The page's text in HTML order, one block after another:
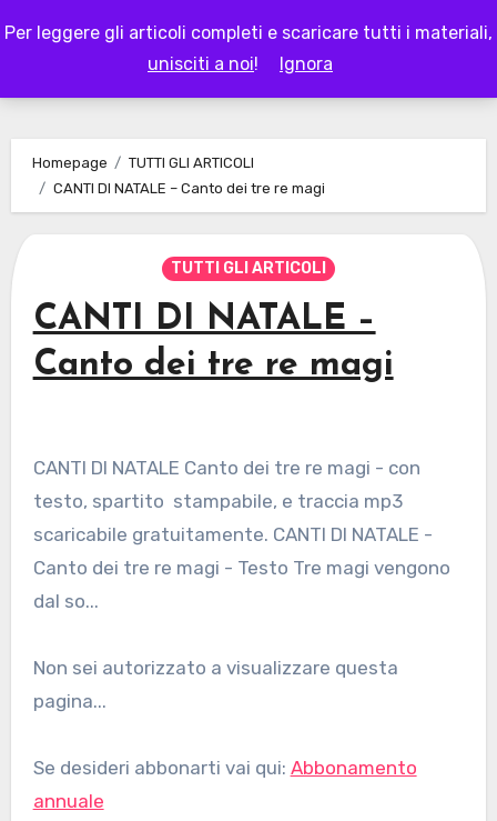
Per leggere gli articoli completi e scaricare tutti i materiali,
unisciti a noi! Ignora
to
LAPAPPADOLCE
Homepage
TUTTI GLI ARTICOLI
CANTI DI NATALE – Canto dei tre re magi
TUTTI GLI ARTICOLI
CANTI DI NATALE –
Canto dei tre re magi
CANTI DI NATALE Canto dei tre re magi - con
testo, spartito stampabile, e traccia mp3
scaricabile gratuitamente. CANTI DI NATALE -
Canto dei tre re magi - Testo Tre magi vengono
dal so...
Non sei autorizzato a visualizzare questa
pagina...
Se desideri abbonarti vai qui: Abbonamento
annuale